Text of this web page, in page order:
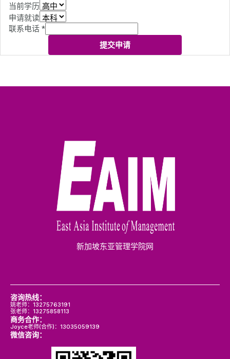
当前学历
申请就读
联系电话 *
提交申请
新加坡东亚管理学院网
咨询热线：
姚老师：13275763191
张老师：13275858113
商务合作：
Joyce老师(合作)：13035059139
微信咨询：